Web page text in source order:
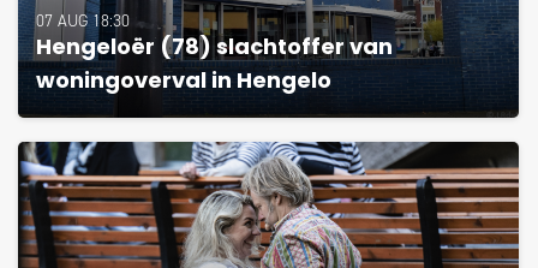
07 AUG 18:30
Hengeloër (78) slachtoffer van
woningoverval in Hengelo